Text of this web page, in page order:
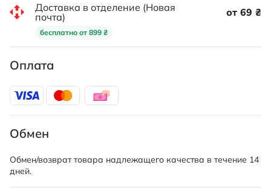
Доставка в отделение (Новая
почта)
бесплатно от 899 ₴
от 69 ₴
Оплата
Обмен
Обмен/возврат товара надлежащего качества в течение 14
дней.